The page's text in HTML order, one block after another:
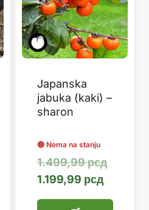
Japanska
jabuka (kaki) –
sharon
1.499,99рсд
1.199,99 рсд